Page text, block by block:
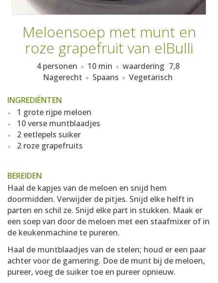
Meloensoep met munt en
roze grapefruit van elBulli
4 personen 10 min waardering 7,8
Nagerecht
Spaans Vegetarisch
INGREDIËNTEN
1 grote rijpe meloen
10 verse muntblaadjes
2 eetlepels suiker
2 roze grapefruits
BEREIDEN
Haal de kapjes van de meloen en snijd hem
doormidden. Verwijder de pitjes. Snijd elke helft in
parten en schil ze. Snijd elke part in stukken. Maak er
een soep van door de meloen met een staafmixer of in
de keukenmachine te pureren.
Haal de muntblaadjes van de stelen; houd er een paar
achter voor de garnering. Doe de munt bij de meloen,
pureer, voeg de suiker toe en pureer opnieuw.